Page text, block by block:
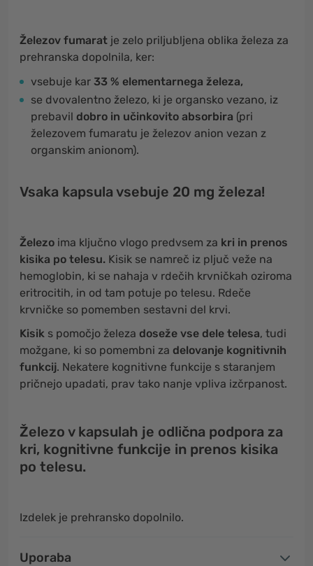
Železov fumarat je zelo priljubljena oblika železa za
prehranska dopolnila, ker:
vsebuje kar 33 % elementarnega železa,
se dvovalentno železo, ki je organsko vezano, iz
prebavil dobro in učinkovito absorbira (pri
železovem fumaratu je železov anion vezan z
organskim anionom).
Vsaka kapsula vsebuje 20 mg železa!
Železo ima ključno vlogo predvsem za kri in prenos
kisika po telesu. Kisik se namreč iz pljuč veže na
hemoglobin, ki se nahaja v rdečih krvničkah oziroma
eritrocitih, in od tam potuje po telesu. Rdeče
krvničke so pomemben sestavni del krvi.
Kisik s pomočjo železa doseže vse dele telesa, tudi
možgane, ki so pomembni za delovanje kognitivnih
funkcij. Nekatere kognitivne funkcije s staranjem
pričnejo upadati, prav tako nanje vpliva izčrpanost.
Železo v kapsulah je odlična podpora za
kri, kognitivne funkcije in prenos kisika
po telesu.
Izdelek je prehransko dopolnilo.
Uporaba